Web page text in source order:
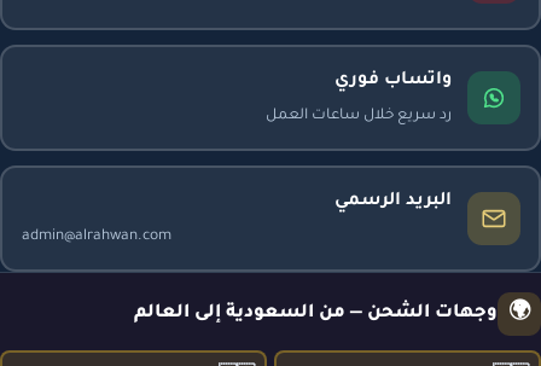
واتساب فوري
رد سريع خلال ساعات العمل
البريد الرسمي
admin@alrahwan.com
🌍 وجهات الشحن — من السعودية إلى العالم